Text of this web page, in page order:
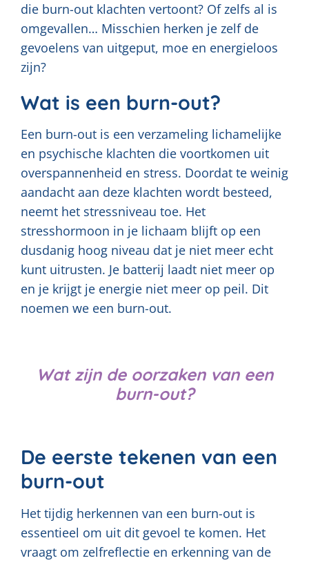
die burn-out klachten vertoont? Of zelfs al is
omgevallen… Misschien herken je zelf de
gevoelens van uitgeput, moe en energieloos
zijn?
Wat is een burn-out?
Een burn-out is een verzameling lichamelijke
en psychische klachten die voortkomen uit
overspannenheid en stress. Doordat te weinig
aandacht aan deze klachten wordt besteed,
neemt het stressniveau toe. Het
stresshormoon in je lichaam blijft op een
dusdanig hoog niveau dat je niet meer echt
kunt uitrusten. Je batterij laadt niet meer op
en je krijgt je energie niet meer op peil. Dit
noemen we een burn-out.
Wat zijn de oorzaken van een
burn-out?
De eerste tekenen van een
burn-out
Het tijdig herkennen van een burn-out is
essentieel om uit dit gevoel te komen. Het
vraagt om zelfreflectie en erkenning van de